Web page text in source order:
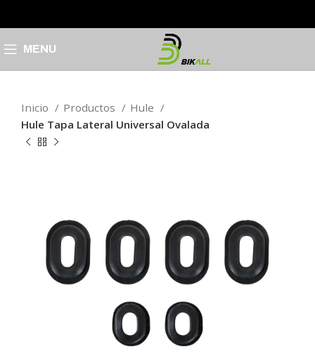
MENU
Inicio Productos
Hule
Hule Tapa Lateral Universal Ovalada